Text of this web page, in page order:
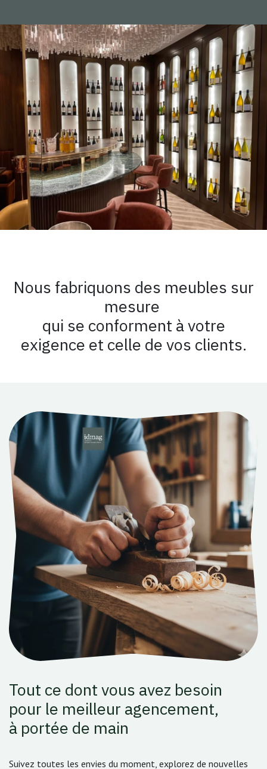
Nous fabriquons des meubles sur
mesure
qui se conforment à votre
exigence et celle de vos clients.
Tout ce dont vous avez besoin
pour le meilleur agencement,
à portée de main
Suivez toutes les envies du moment, explorez de nouvelles